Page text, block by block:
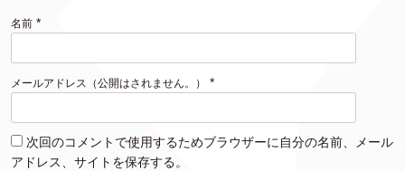
名前 *
メールアドレス（公開はされません。） *
次回のコメントで使用するためブラウザーに自分の名前、メール
アドレス、サイトを保存する。